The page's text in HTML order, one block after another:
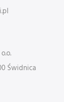
Świdnica